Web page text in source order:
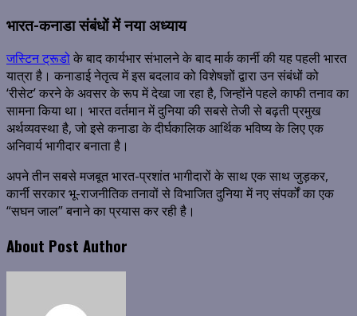
भारत-कनाडा संबंधों में नया अध्याय
जस्टिन ट्रूडोके बाद कार्यभार संभालने के बाद मार्क कार्नी की यह पहली भारत
यात्रा है। कनाडाई नेतृत्व में इस बदलाव को विशेषज्ञों द्वारा उन संबंधों को
‘रीसेट’ करने के अवसर के रूप में देखा जा रहा है, जिन्होंने पहले काफी तनाव का
सामना किया था। भारत वर्तमान में दुनिया की सबसे तेजी से बढ़ती प्रमुख
अर्थव्यवस्था है, जो इसे कनाडा के दीर्घकालिक आर्थिक भविष्य के लिए एक
अनिवार्य भागीदार बनाता है।
अपने तीन सबसे मजबूत भारत-प्रशांत भागीदारों के साथ एक साथ जुड़कर,
कार्नी सरकार भू-राजनीतिक तनावों से विभाजित दुनिया में नए संपर्कों का एक
“सघन जाल” बनाने का प्रयास कर रही है।
About Post Author